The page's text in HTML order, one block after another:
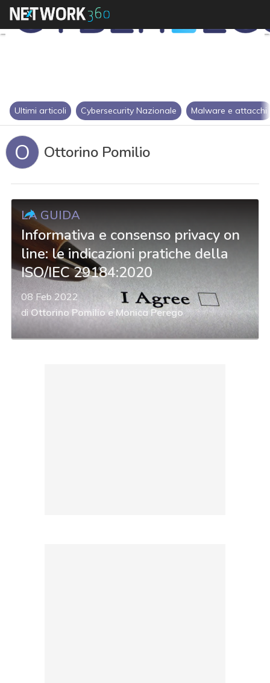
Ultimi articoli Cybersecurity Nazionale Malware e attacchi
O Ottorino Pomilio
LA GUIDA
Informativa e consenso privacy on
line: le indicazioni pratiche della
ISO/IEC 29184:2020
08 Feb 2022
di Ottorino Pomilio e Monica Perego